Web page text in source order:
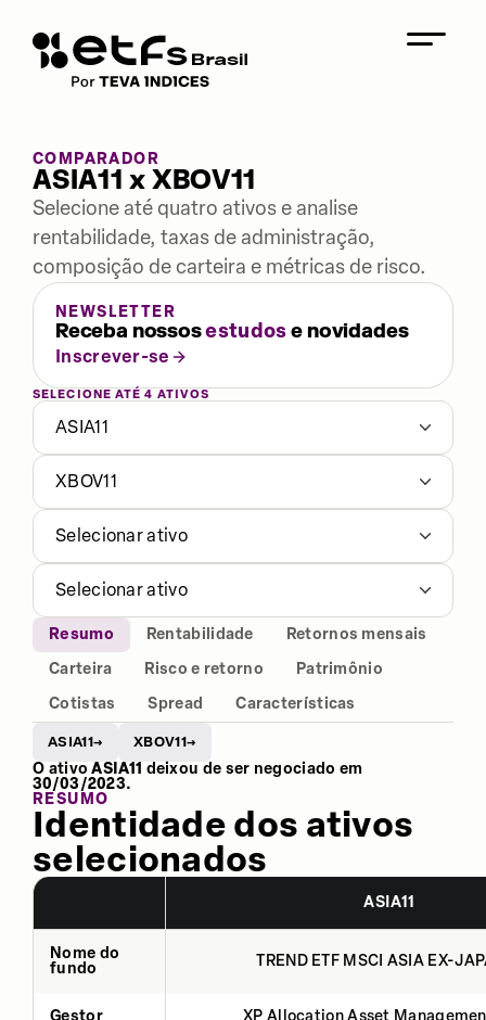
COMPARADOR
ASIA11 x XBOV11
Selecione até quatro ativos e analise
rentabilidade, taxas de administração,
composição de carteira e métricas de risco.
NEWSLETTER
Receba nossosestudose novidades
Inscrever-se
SELECIONE ATÉ 4 ATIVOS
ASIA11
XBOV11
Selecionar ativo
Selecionar ativo
Resumo Rentabilidade
Retornos mensais
Carteira
Risco e retorno
Patrimônio
Cotistas
Spread Características
ASIA11→ XBOV11→
O ativoASIA11 deixou de ser negociado em
30/03/2023.
RESUMO
Identidade dos ativos
selecionados
ASIA11
Nome do
fundo
TREND ETF MSCI ASIA EX-
Gestor XP Allocation Asset